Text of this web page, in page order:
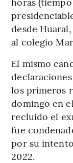
desde
al colegio
El mismo
los primeros
domingo en
recluido el
fue
por su
2022.